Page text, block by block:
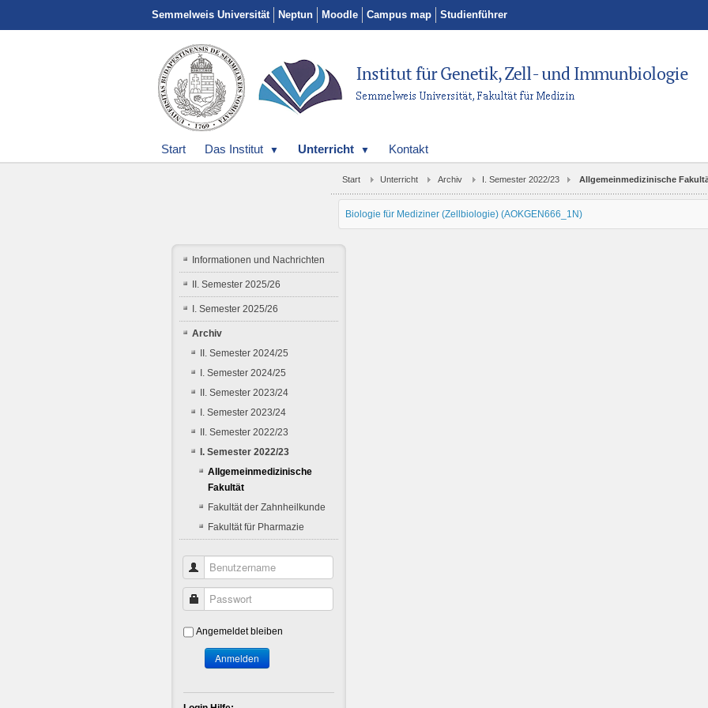
Semmelweis Universität Neptun Moodle Campus map Studienführer
Start Das Institut Unterricht Kontakt
Start Unterricht Archiv I. Semester 2022/23 Allgemeinmedizinische
Biologie für Mediziner (Zellbiologie) (AOKGEN666_1N)
Informationen und Nachrichten
II. Semester 2025/26
I. Semester 2025/26
Archiv
II. Semester 2024/25
I. Semester 2024/25
II. Semester 2023/24
I. Semester 2023/24
II. Semester 2022/23
I. Semester 2022/23
Allgemeinmedizinische
Fakultät
Fakultät der Zahnheilkunde
Fakultät für Pharmazie
Benutzername
Passwort
Angemeldet bleiben
Anmelden